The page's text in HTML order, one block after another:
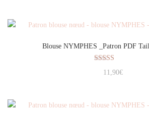
Blouse NYMPHES _Patron PDF
Note
5.00
11,90€